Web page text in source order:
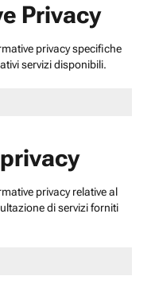
Privacy
privacy specifiche
servizi disponibili.
privacy relative al
di servizi forniti